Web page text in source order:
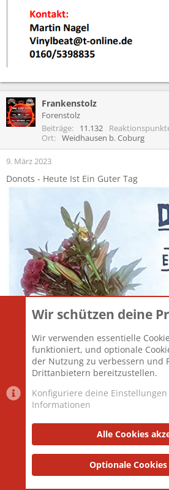
Frankenstolz
Forenstolz
Beiträge
11.132
Ort
Weidhausen b. Coburg
9. März 2023
Donots - Heute Ist Ein Guter Tag
Wir schützen deine
Wir verwenden essentielle
funktioniert, und optionale
der Nutzung zu verbessern und
Drittanbietern bereitzustellen.
Konfiguriere deine
Informationen
Alle Cookies
Optionale